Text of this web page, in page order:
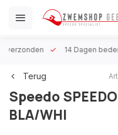
verzonden 14 Dagen
Terug
Speedo
BLA/WHI